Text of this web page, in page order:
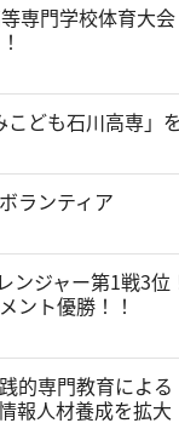
専門学校体育大
こども石川高専」
ランティア
ンジャー第1戦3位
ント優勝！！
的専門教育による
報人材養成を拡大